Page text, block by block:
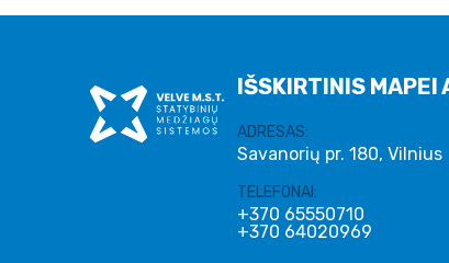
IŠSKIRTINIS MAPEI
ADRESAS:
Savanorių pr. 180, Vilnius
TELEFONAI:
+370 65550710
+370 64020969